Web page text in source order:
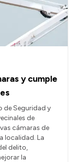
y cumple
de Seguridad y
de
cámaras de
localidad. La
delito,
la